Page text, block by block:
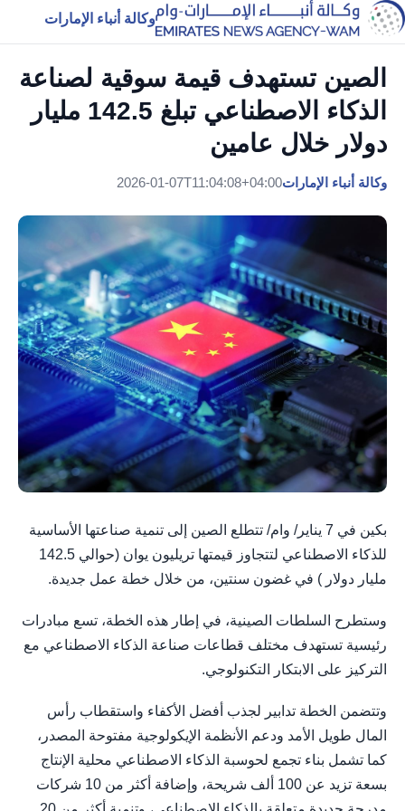
وكالة أنباء الإمارات
الصين تستهدف قيمة سوقية لصناعة
الذكاء الاصطناعي تبلغ 142.5 مليار
دولار خلال عامين
وكالة أنباء الإمارات2026-01-07T11:04:08+04:00
بكين في 7 يناير/ وام/ تتطلع الصين إلى تنمية صناعتها الأساسية
للذكاء الاصطناعي لتتجاوز قيمتها تريليون يوان (حوالي 142.5
مليار دولار ) في غضون سنتين، من خلال خطة عمل جديدة.
وستطرح السلطات الصينية، في إطار هذه الخطة، تسع مبادرات
رئيسية تستهدف مختلف قطاعات صناعة الذكاء الاصطناعي مع
التركيز على الابتكار التكنولوجي.
وتتضمن الخطة تدابير لجذب أفضل الأكفاء واستقطاب رأس
المال طويل الأمد ودعم الأنظمة الإيكولوجية مفتوحة المصدر،
كما تشمل بناء تجمع لحوسبة الذكاء الاصطناعي محلية الإنتاج
بسعة تزيد عن 100 ألف شريحة، وإضافة أكثر من 10 شركات